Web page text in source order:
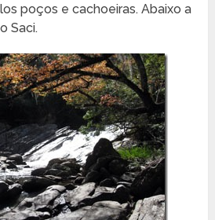
poços e cachoeiras. Abaixo a
Saci.